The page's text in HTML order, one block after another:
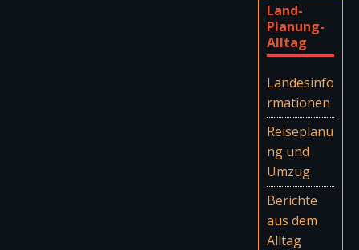
Land-
Planung-
Alltag
Landesinfo
rmationen
Reiseplanu
ng und
Umzug
Berichte
aus dem
Alltag